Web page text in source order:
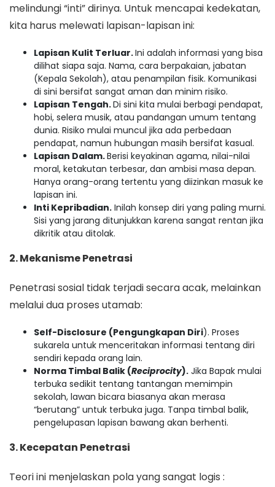
melindungi “inti” dirinya. Untuk mencapai kedekatan,
kita harus melewati lapisan-lapisan ini:
Lapisan Kulit Terluar.Ini adalah informasi yang bisa
dilihat siapa saja. Nama, cara berpakaian, jabatan
(Kepala Sekolah), atau penampilan fisik. Komunikasi
di sini bersifat sangat aman dan minim risiko.
Lapisan Tengah.Di sini kita mulai berbagi pendapat,
hobi, selera musik, atau pandangan umum tentang
dunia. Risiko mulai muncul jika ada perbedaan
pendapat, namun hubungan masih bersifat kasual.
Lapisan Dalam.Berisi keyakinan agama, nilai-nilai
moral, ketakutan terbesar, dan ambisi masa depan.
Hanya orang-orang tertentu yang diizinkan masuk ke
lapisan ini.
Inti Kepribadian. Inilah konsep diri yang paling murni.
Sisi yang jarang ditunjukkan karena sangat rentan jika
dikritik atau ditolak.
2. Mekanisme Penetrasi
Penetrasi sosial tidak terjadi secara acak, melainkan
melalui dua proses utamab:
Self-Disclosure (Pengungkapan Diri). Proses
sukarela untuk menceritakan informasi tentang diri
sendiri kepada orang lain.
Norma Timbal Balik (Reciprocity). Jika Bapak mulai
terbuka sedikit tentang tantangan memimpin
sekolah, lawan bicara biasanya akan merasa
“berutang” untuk terbuka juga. Tanpa timbal balik,
pengelupasan lapisan bawang akan berhenti.
3. Kecepatan Penetrasi
Teori ini menjelaskan pola yang sangat logis :